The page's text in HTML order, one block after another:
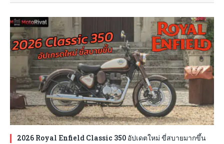
2026 Royal Enfield Classic 350 อัปเดตใหม่ ขี่สบายมากขึ้น